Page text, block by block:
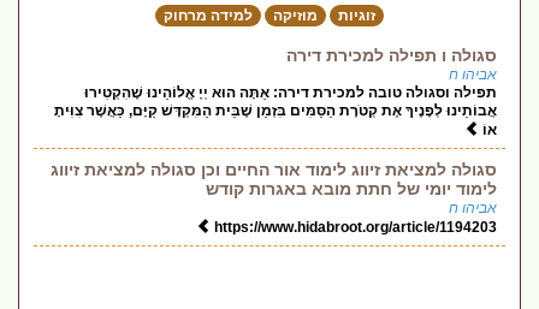
זוגיות
מוזיקה למידה מרחוק
סגולה ו תפילה למכירת דירה
אביהו ח
תפילה וסגולה טובה למכירת דירה: אַתָּה הוּא יְיָ אֱלוֹהֵינוּ שֶׁהִקְטִירוּ
אֲבוֹתֵינוּ לְפָנֶיךָ אֶת קְטֹרֶת הַסַּמִּים בִּזְמַן שֶׁבֵּית הַמִּקְדָּשׁ קַיָּם, כַּאֲשֶׁר צִוִּיתָ
אוֹ
סגולה למציאת זיווג לימוד אור החיים וכן סגולה למציאת זיווג
לימוד יומי של חתת מובא באגרות קודש
אביהו ח
https://www.hidabroot.org/article/1194203